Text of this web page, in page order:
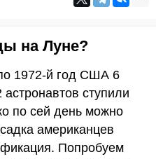
на Луне?
1972-й год США 6
ступили
по сей день можно
американцев
Попробуем